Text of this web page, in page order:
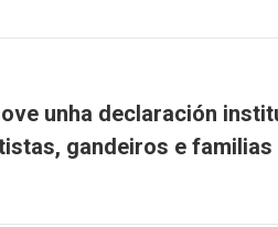
unha declaración
gandeiros e familias